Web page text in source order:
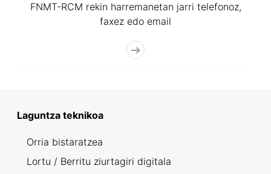
FNMT-RCM rekin harremanetan jarri telefonoz,
faxez edo email
Laguntza teknikoa
Orria bistaratzea
Lortu / Berritu ziurtagiri digitala